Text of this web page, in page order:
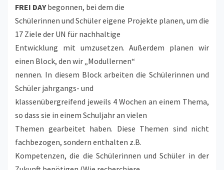
FREI DAYbegonnen, bei dem die
Schülerinnen und Schüler eigene Projekte planen, um die
17 Ziele der UN für nachhaltige
Entwicklung mit umzusetzen. Außerdem planen wir
einen Block, den wir „Modullernen“
nennen. In diesem Block arbeiten die Schülerinnen und
Schüler jahrgangs- und
klassenübergreifend jeweils 4 Wochen an einem Thema,
so dass sie in einem Schuljahr an vielen
Themen gearbeitet haben. Diese Themen sind nicht
fachbezogen, sondern enthalten z.B.
Kompetenzen, die die Schülerinnen und Schüler in der